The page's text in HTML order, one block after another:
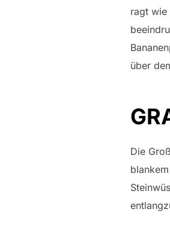
ragt wie
über
Die